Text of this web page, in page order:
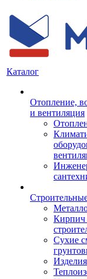
Каталог
Отопление,
и вентиляция
Кирпич
Сухие